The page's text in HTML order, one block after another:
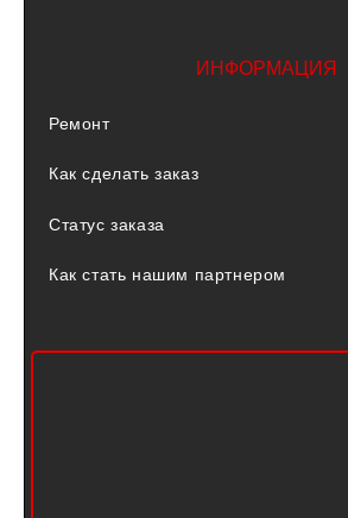
ИНФОРМАЦИЯ
Ремонт
Как сделать заказ
Статус заказа
Как стать нашим партнером